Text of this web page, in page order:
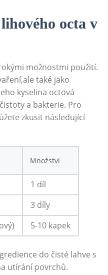
octa v
možnostmi ⁣použití.
také jako
kyselina octová
a ⁢bakterie. Pro⁢
zkusit následující
Množství
1 díl
3 ⁢díly
5-10 kapek
do čisté ​lahve s
utírání povrchů.​